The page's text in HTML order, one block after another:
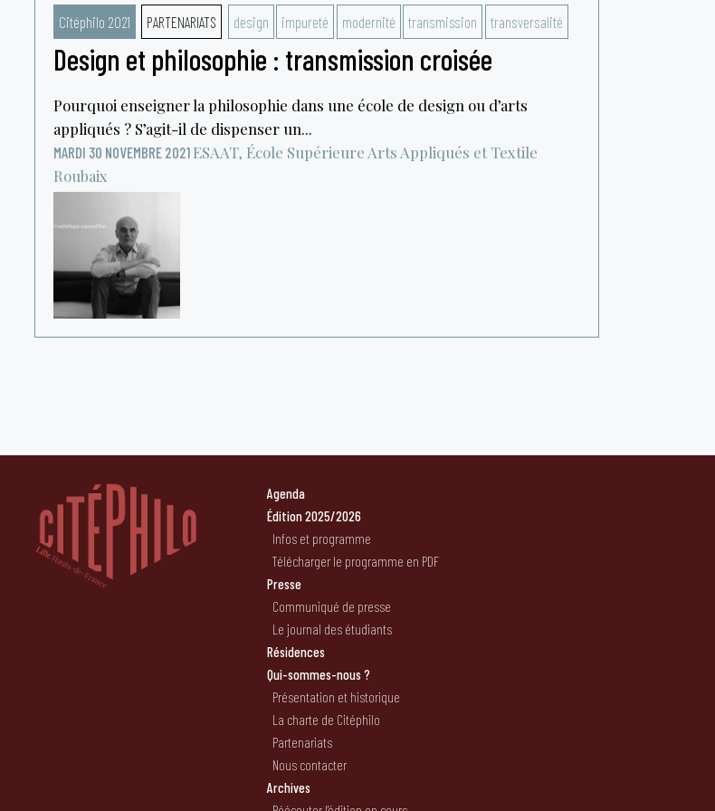
Citéphilo 2021 PARTENARIATS design impureté modernité transmission transversalité
Design et philosophie : transmission croisée
Pourquoi enseigner la philosophie dans une école de design ou d’arts
appliqués ? S’agit-il de dispenser un...
MARDI 30 NOVEMBRE 2021 ESAAT, École Supérieure Arts Appliqués et Textile
Roubaix
Agenda
Édition 2025/2026
Infos et programme
Télécharger le programme en PDF
Presse
Communiqué de presse
Le journal des étudiants
Résidences
Qui-sommes-nous ?
Présentation et historique
La charte de Citéphilo
Partenariats
Nous contacter
Archives